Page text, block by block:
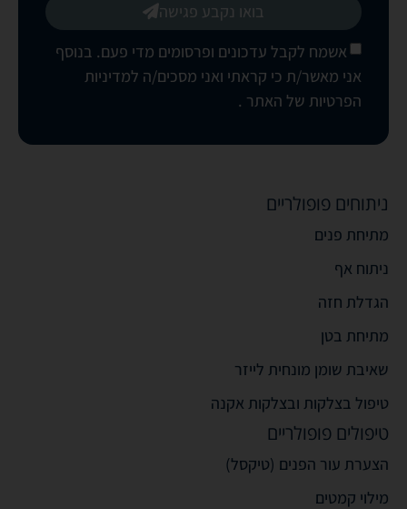
אשמח לקבל עדכונים ופרסומים מדי פעם. בנוסף
אני מאשר/ת כי קראתי ואני מסכים/ה למדיניות
הפרטיות של האתר .
בואו נקבע פגישה
ניתוחים פופולריים
מתיחת פנים
ניתוח אף
הגדלת חזה
מתיחת בטן
שאיבת שומן מונחית לייזר
טיפול בצלקות ובצלקות אקנה
טיפולים פופולריים
הצערת עור הפנים (טיקסל)
מילוי קמטים